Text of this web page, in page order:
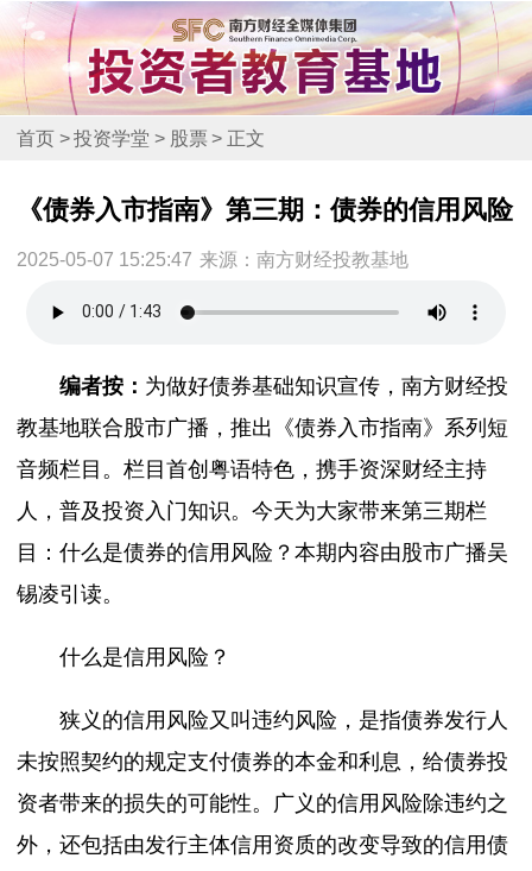
首页 > 投资学堂 > 股票 > 正文
《债券入市指南》第三期：债券的信用风险
2025-05-07 15:25:47 来源：南方财经投教基地
编者按： 为做好债券基础知识宣传，南方财经投
教基地联合股市广播，推出《债券入市指南》系列短
音频栏目。栏目首创粤语特色，携手资深财经主持
人，普及投资入门知识。今天为大家带来第三期栏
目：什么是债券的信用风险？本期内容由股市广播吴
锡凌引读。
什么是信用风险？
狭义的信用风险又叫违约风险，是指债券发行人
未按照契约的规定支付债券的本金和利息，给债券投
资者带来的损失的可能性。广义的信用风险除违约之
外，还包括由发行主体信用资质的改变导致的信用债